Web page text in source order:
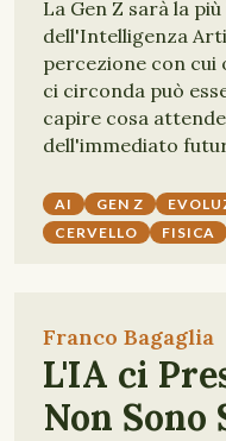
La Gen Z sarà la
dell'Intelligenza
percezione con cui
ci circonda può
capire cosa
dell'immediato
AI GEN Z
CERVELLO
FISICA
Franco Bagaglia
L'IA ci
Non Sono